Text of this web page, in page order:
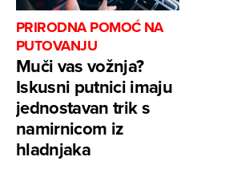
PRIRODNA POMOĆ NA
PUTOVANJU
Muči vas vožnja?
Iskusni putnici imaju
jednostavan trik s
namirnicom iz
hladnjaka